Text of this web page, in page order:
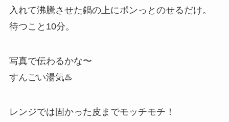
入れて沸騰させた鍋の上にポンっとのせるだけ。
待つこと10分。
写真で伝わるかな〜
すんごい湯気♨️
レンジでは固かった皮までモッチモチ！